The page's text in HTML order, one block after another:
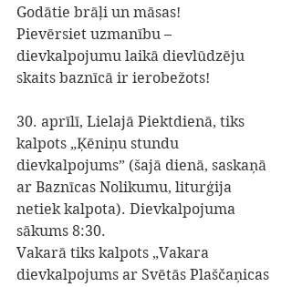
Godātie brāļi un māsas!
Pievērsiet uzmanību –
dievkalpojumu laikā dievlūdzēju
skaits baznīcā ir ierobežots!
30. aprīlī, Lielajā Piektdienā, tiks
kalpots „Ķēniņu stundu
dievkalpojums” (šajā dienā, saskaņā
ar Baznīcas Nolikumu, liturģija
netiek kalpota). Dievkalpojuma
sākums 8:30.
Vakarā tiks kalpots „Vakara
dievkalpojums ar Svētās Plaščaņicas